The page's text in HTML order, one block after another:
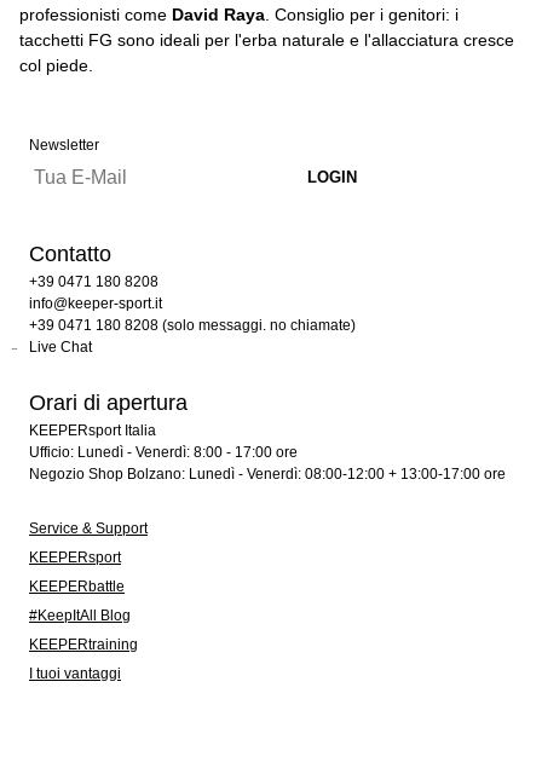
professionisti come David Raya . Consiglio per i genitori: i
tacchetti FG sono ideali per l'erba naturale e l'allacciatura cresce
col piede.
Newsletter
Contatto
+39 0471 180 8208
info@keeper-sport.it
+39 0471 180 8208 (solo messaggi. no chiamate)
Live Chat
Orari di apertura
KEEPERsport Italia
Ufficio: Lunedì - Venerdì: 8:00 - 17:00 ore
Negozio Shop Bolzano: Lunedì - Venerdì: 08:00-12:00 + 13:00-17:00 ore
Service & Support
KEEPERsport
KEEPERbattle
#KeepItAll Blog
KEEPERtraining
I tuoi vantaggi